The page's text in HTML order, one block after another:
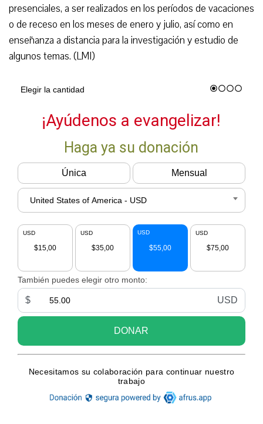
presenciales, a ser realizados en los períodos de vacaciones
o de receso en los meses de enero y julio, así como en
enseñanza a distancia para la investigación y estudio de
algunos temas. (LMI)